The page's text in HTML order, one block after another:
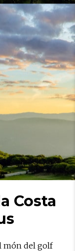
Costa
món del golf